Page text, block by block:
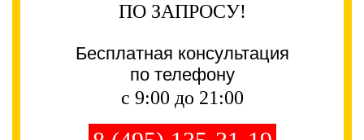
ПО ЗАПРОСУ!
Бесплатная консультация
по телефону
с 9:00 до 21:00